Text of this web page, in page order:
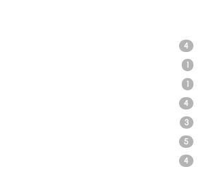
4
1
1
4
3
5
4